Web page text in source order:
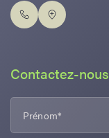
Contactez-nous